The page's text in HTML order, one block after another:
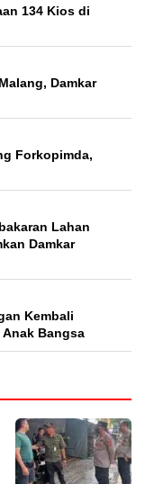
134 Kios di
Damkar
Forkopimda,
Lahan
Damkar
Kembali
Bangsa